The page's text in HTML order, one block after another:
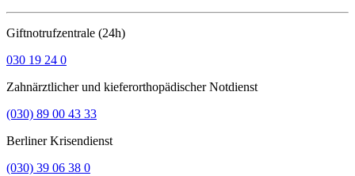
Giftnotrufzentrale (24h)
030 19 24 0
Zahnärztlicher und kieferorthopädischer Notdienst
(030) 89 00 43 33
Berliner Krisendienst
(030) 39 06 38 0